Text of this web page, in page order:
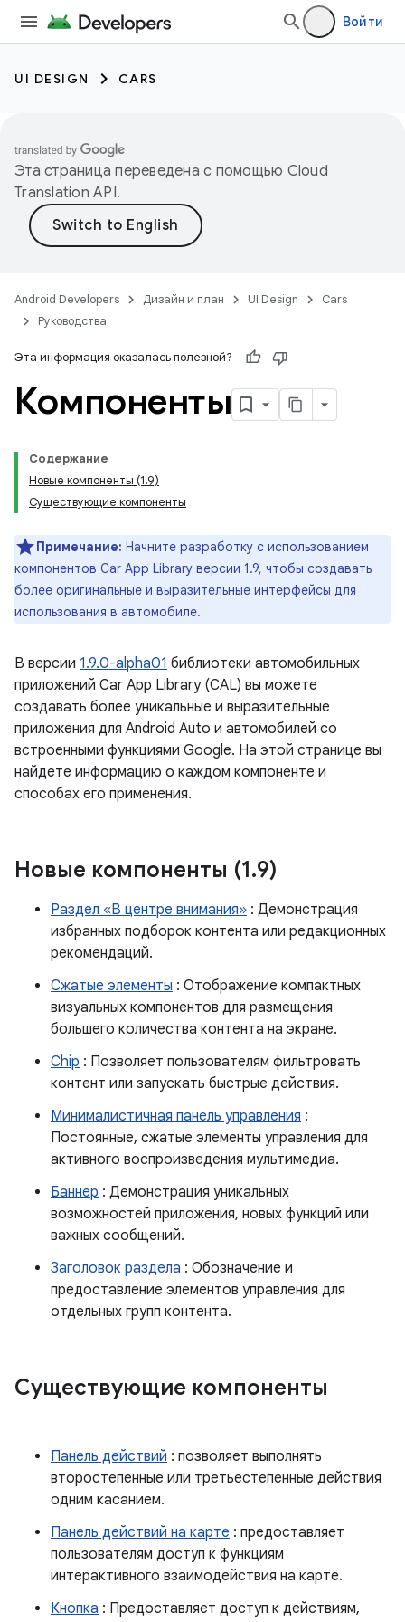
Войти
UI DESIGN CARS
Эта страница переведена с помощью Cloud
Translation API.
Android Developers Дизайн и план UI Design
Cars
Руководства
Эта информация оказалась полезной?
Компоненты
Содержание
Новые компоненты (1.9)
Существующие компоненты
Примечание: Начните разработку с использованием
компонентов Car App Library версии 1.9, чтобы создавать
более оригинальные и выразительные интерфейсы для
использования в автомобиле.
В версии 1.9.0-alpha01 библиотеки автомобильных
приложений Car App Library (CAL) вы можете
создавать более уникальные и выразительные
приложения для Android Auto и автомобилей со
встроенными функциями Google. На этой странице вы
найдете информацию о каждом компоненте и
способах его применения.
Новые компоненты (1.9)
Раздел «В центре внимания» : Демонстрация
избранных подборок контента или редакционных
рекомендаций.
Сжатые элементы : Отображение компактных
визуальных компонентов для размещения
большего количества контента на экране.
Chip : Позволяет пользователям фильтровать
контент или запускать быстрые действия.
Минималистичная панель управления :
Постоянные, сжатые элементы управления для
активного воспроизведения мультимедиа.
Баннер : Демонстрация уникальных
возможностей приложения, новых функций или
важных сообщений.
Заголовок раздела : Обозначение и
предоставление элементов управления для
отдельных групп контента.
Существующие компоненты
Панель действий : позволяет выполнять
второстепенные или третьестепенные действия
одним касанием.
Панель действий на карте : предоставляет
пользователям доступ к функциям
интерактивного взаимодействия на карте.
Кнопка : Предоставляет доступ к действиям,